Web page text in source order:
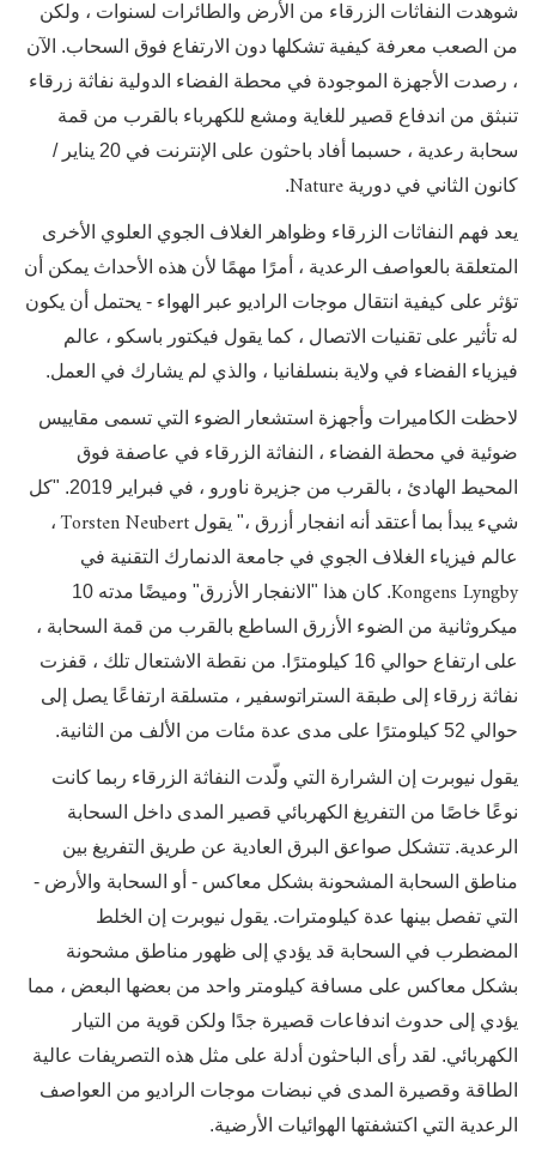
شوهدت النفاثات الزرقاء من الأرض والطائرات لسنوات ، ولكن
من الصعب معرفة كيفية تشكلها دون الارتفاع فوق السحاب. الآن
، رصدت الأجهزة الموجودة في محطة الفضاء الدولية نفاثة زرقاء
تنبثق من اندفاع قصير للغاية ومشع للكهرباء بالقرب من قمة
سحابة رعدية ، حسبما أفاد باحثون على الإنترنت في 20 يناير /
كانون الثاني في دورية Nature
.
يعد فهم النفاثات الزرقاء وظواهر الغلاف الجوي العلوي الأخرى
المتعلقة بالعواصف الرعدية ، أمرًا مهمًا لأن هذه الأحداث يمكن أن
تؤثر على كيفية انتقال موجات الراديو عبر الهواء - يحتمل أن يكون
له تأثير على تقنيات الاتصال ، كما يقول فيكتور باسكو ، عالم
فيزياء الفضاء في ولاية بنسلفانيا ، والذي لم يشارك في العمل.
لاحظت الكاميرات وأجهزة استشعار الضوء التي تسمى مقاييس
ضوئية في محطة الفضاء ، النفاثة الزرقاء في عاصفة فوق
المحيط الهادئ ، بالقرب من جزيرة ناورو ، في فبراير 2019. "كل
شيء يبدأ بما أعتقد أنه انفجار أزرق ،" يقول Torsten Neubert،
عالم فيزياء الغلاف الجوي في جامعة الدنمارك التقنية في
Kongens Lyngby
. كان هذا "الانفجار الأزرق" وميضًا مدته 10
ميكروثانية من الضوء الأزرق الساطع بالقرب من قمة السحابة ،
على ارتفاع حوالي 16 كيلومترًا. من نقطة الاشتعال تلك ، قفزت
نفاثة زرقاء إلى طبقة الستراتوسفير ، متسلقة ارتفاعًا يصل إلى
حوالي 52 كيلومترًا على مدى عدة مئات من الألف من الثانية.
يقول نيوبرت إن الشرارة التي ولّدت النفاثة الزرقاء ربما كانت
نوعًا خاصًا من التفريغ الكهربائي قصير المدى داخل السحابة
الرعدية. تتشكل صواعق البرق العادية عن طريق التفريغ بين
مناطق السحابة المشحونة بشكل معاكس - أو السحابة والأرض -
التي تفصل بينها عدة كيلومترات. يقول نيوبرت إن الخلط
المضطرب في السحابة قد يؤدي إلى ظهور مناطق مشحونة
بشكل معاكس على مسافة كيلومتر واحد من بعضها البعض ، مما
يؤدي إلى حدوث اندفاعات قصيرة جدًا ولكن قوية من التيار
الكهربائي. لقد رأى الباحثون أدلة على مثل هذه التصريفات عالية
الطاقة وقصيرة المدى في نبضات موجات الراديو من العواصف
الرعدية التي اكتشفتها الهوائيات الأرضية.